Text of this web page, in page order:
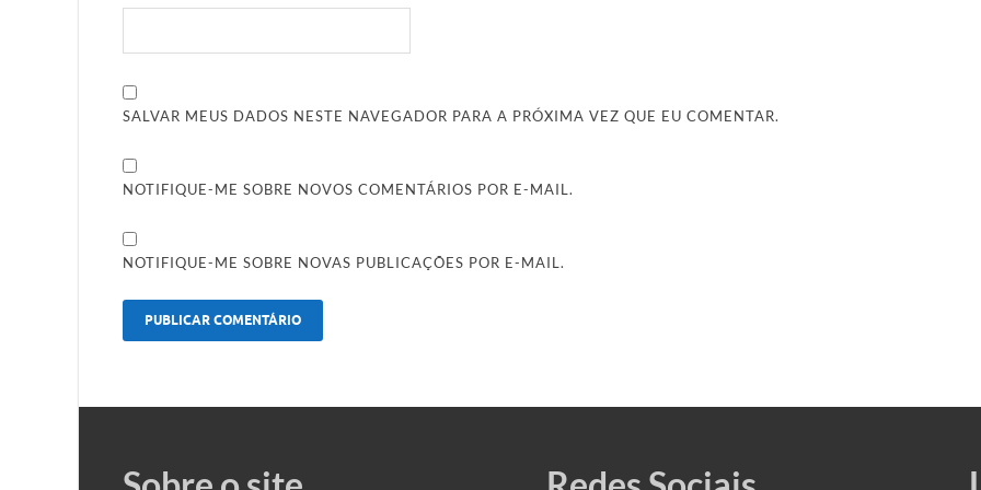
SALVAR MEUS DADOS NESTE NAVEGADOR PARA A PRÓXIMA VEZ QUE EU COMENTAR.
NOTIFIQUE-ME SOBRE NOVOS COMENTÁRIOS POR E-MAIL.
NOTIFIQUE-ME SOBRE NOVAS PUBLICAÇÕES POR E-MAIL.